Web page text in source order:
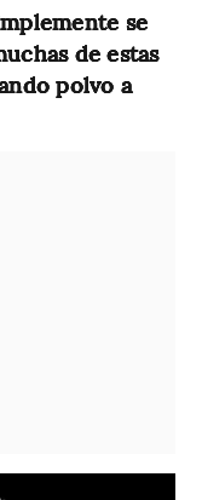
se
de estas
polvo a